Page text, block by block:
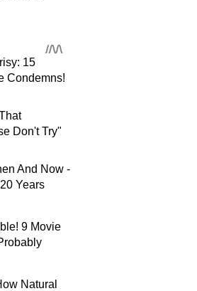
15
Condemns!
Don't Try"
And Now -
Years
9 Movie
Natural